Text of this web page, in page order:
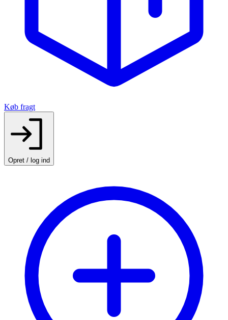
Køb fragt
Opret / log ind